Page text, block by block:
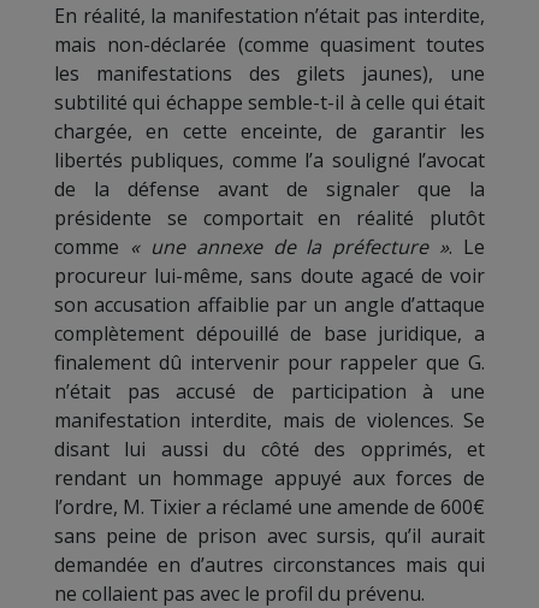
En réalité, la manifestation n’était pas interdite,
mais non-déclarée (comme quasiment toutes
les manifestations des gilets jaunes), une
subtilité qui échappe semble-t-il à celle qui était
chargée, en cette enceinte, de garantir les
libertés publiques, comme l’a souligné l’avocat
de la défense avant de signaler que la
présidente se comportait en réalité plutôt
comme « une annexe de la préfecture ». Le
procureur lui-même, sans doute agacé de voir
son accusation affaiblie par un angle d’attaque
complètement dépouillé de base juridique, a
finalement dû intervenir pour rappeler que G.
n’était pas accusé de participation à une
manifestation interdite, mais de violences. Se
disant lui aussi du côté des opprimés, et
rendant un hommage appuyé aux forces de
l’ordre, M. Tixier a réclamé une amende de 600€
sans peine de prison avec sursis, qu’il aurait
demandée en d’autres circonstances mais qui
ne collaient pas avec le profil du prévenu.